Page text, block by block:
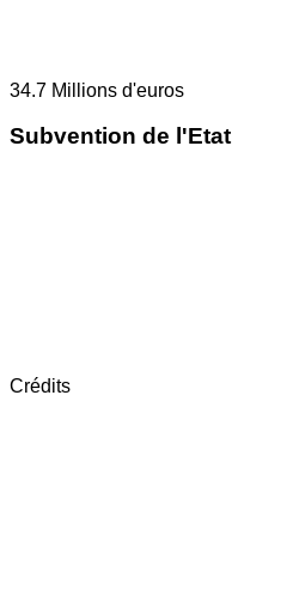
34.7 Millions d'euros
Subvention de l'Etat
Crédits